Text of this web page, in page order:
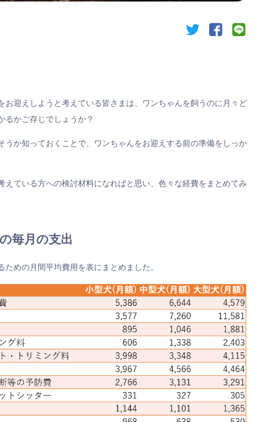
twitter facebook
お迎えしようと考えている皆さまは、ワンちゃんを飼うのに月々ど
るかご存じでしょうか？
うか知っておくことで、ワンちゃんをお迎えする前の準備をしっか
えている方への検討材料になればと思い、色々な経費をまとめてみ
毎月の支出
ための月間平均費用を表にまとめました。